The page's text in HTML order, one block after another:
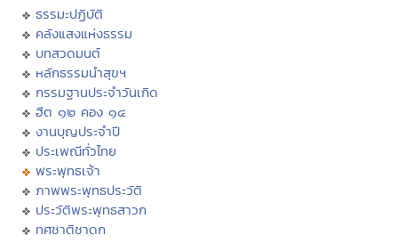
ธรรมะปฏิบัติ
คลังแสงแห่งธรรม
บทสวดมนต์
หลักธรรมนำสุขฯ
กรรมฐานประจำวันเกิด
ฮีต ๑๒ คอง ๑๔
งานบุญประจำปี
ประเพณีทั่วไทย
พระพุทธเจ้า
ภาพพระพุทธประวัติ
ประวัติพระพุทธสาวก
ทศชาติชาดก